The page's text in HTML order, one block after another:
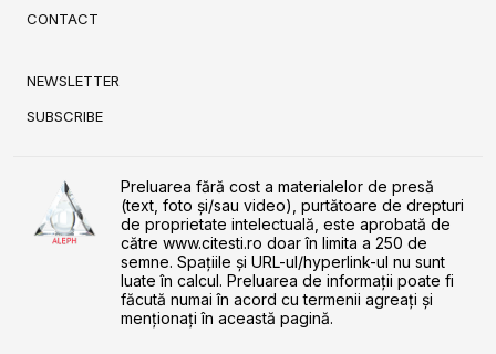
CONTACT
NEWSLETTER
SUBSCRIBE
Preluarea fără cost a materialelor de presă
(text, foto și/sau video), purtătoare de drepturi
de proprietate intelectuală, este aprobată de
către www.citesti.ro doar în limita a 250 de
semne. Spaţiile şi URL-ul/hyperlink-ul nu sunt
luate în calcul. Preluarea de informaţii poate fi
făcută numai în acord cu termenii agreaţi şi
menţionaţi în această pagină.